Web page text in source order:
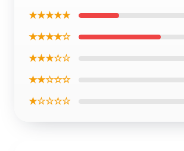
★★★★★
★★★★☆
★★★☆☆
★★☆☆☆
★☆☆☆☆